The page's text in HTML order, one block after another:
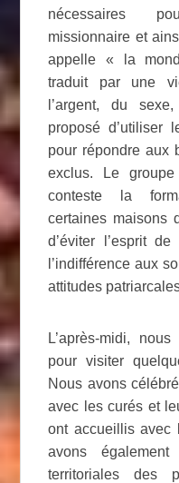
nécessaires
missionnaire et
appelle « la
traduit par une
l’argent, du
proposé d’utiliser
pour répondre aux
exclus. Le
conteste la
certaines maisons
d’éviter l’esprit
l’indifférence aux
attitudes
L’après-midi,
pour visiter
Nous avons
avec les curés et
ont accueillis avec
avons
territoriales des